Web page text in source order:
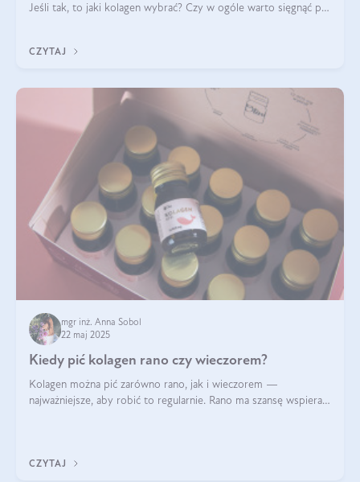
Jeśli tak, to jaki kolagen wybrać? Czy w ogóle warto sięgnąć po
CZYTAJ
mgr inż. Anna Sobol
22 maj 2025
Kiedy pić kolagen rano czy wieczorem?
Kolagen można pić zarówno rano, jak i wieczorem —
najważniejsze, aby robić to regularnie. Rano ma szansę wspierać
CZYTAJ